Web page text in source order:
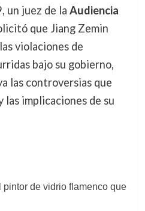
un juez de la Audiencia
que Jiang Zemin
violaciones de
bajo su gobierno,
las controversias que
las implicaciones de su
de vidrio flamenco que